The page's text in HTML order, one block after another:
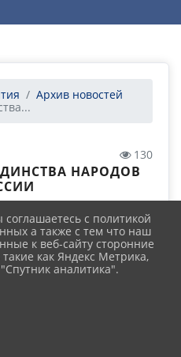
Архив новостей
130
НАРОДОВ
с политикой
а также с тем что наш
к веб-сайту сторонние
как Яндекс Метрика,
"Спутник аналитика".